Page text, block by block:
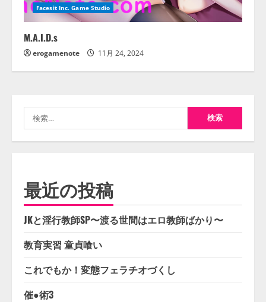
Facesit Inc. Game Studio
M.A.I.D.s
erogamenote 11月 24, 2024
索:
最近の投稿
JKと淫行教師SP〜渡る世間はエロ教師ばかり〜
教育実習 童貞喰い
これでもか！変態フェラチオづくし
催●術3